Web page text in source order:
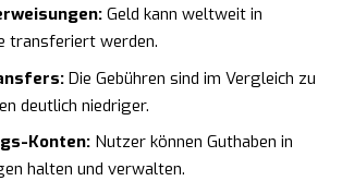
Geld kann weltweit in
transferiert werden.
Die Gebühren sind im Vergleich zu
deutlich niedriger.
Konten: Nutzer können Guthaben in
halten und verwalten.